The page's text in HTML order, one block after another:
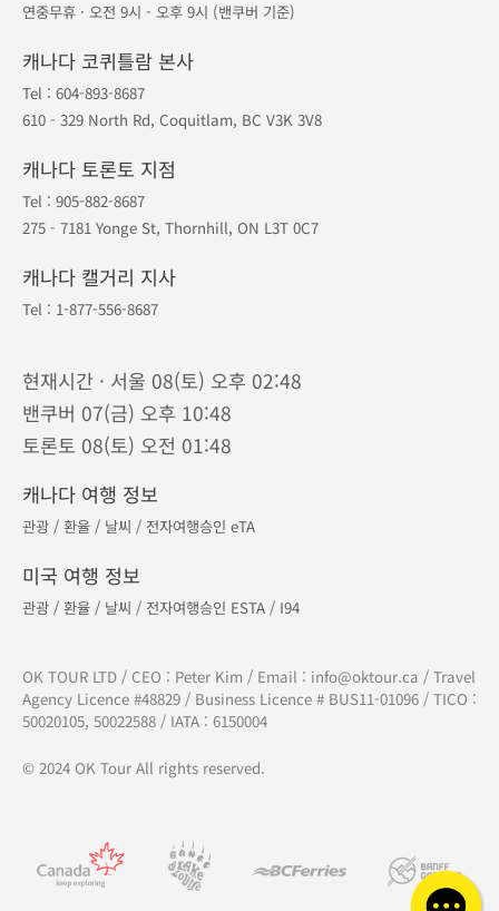
연중무휴 · 오전 9시 - 오후 9시 (밴쿠버 기준)
캐나다 코퀴틀람 본사
Tel : 604-893-8687
610 - 329 North Rd, Coquitlam, BC V3K 3V8
캐나다 토론토 지점
Tel : 905-882-8687
275 - 7181 Yonge St, Thornhill, ON L3T 0C7
캐나다 캘거리 지사
Tel : 1-877-556-8687
현재시간 · 서울 08(토) 오후 02:48
밴쿠버 07(금) 오후 10:48
토론토 08(토) 오전 01:48
캐나다 여행 정보
관광 / 환율 / 날씨 / 전자여행승인 eTA
미국 여행 정보
관광 / 환율 / 날씨 / 전자여행승인 ESTA / I94
OK TOUR LTD / CEO : Peter Kim / Email : info@oktour.ca / Travel
Agency Licence #48829 / Business Licence # BUS11-01096 / TICO :
50020105, 50022588 / IATA : 6150004
© 2024 OK Tour All rights reserved.